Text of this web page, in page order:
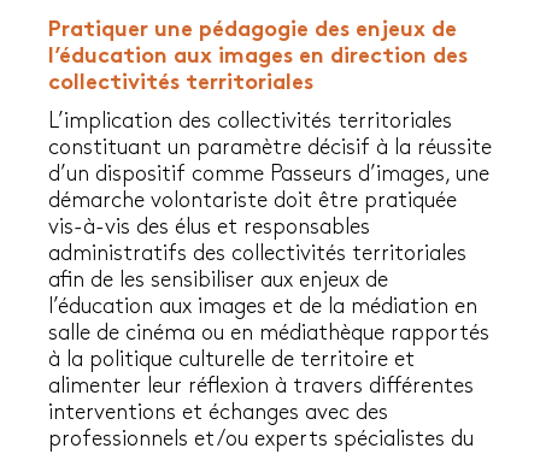
Pratiquer une pédagogie des enjeux de
l’éducation aux images en direction des
collectivités territoriales
L’implication des collectivités territoriales
constituant un paramètre décisif à la réussite
d’un dispositif comme Passeurs d’images, une
démarche volontariste doit être pratiquée
vis-à-vis des élus et responsables
administratifs des collectivités territoriales
afin de les sensibiliser aux enjeux de
l’éducation aux images et de la médiation en
salle de cinéma ou en médiathèque rapportés
à la politique culturelle de territoire et
alimenter leur réflexion à travers différentes
interventions et échanges avec des
professionnels et/ou experts spécialistes du